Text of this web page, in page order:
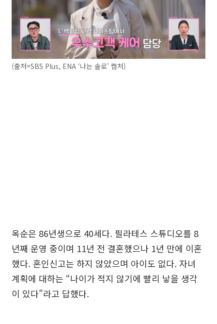
(출처=SBS Plus, ENA ‘나는 솔로’ 캡처)
옥순은 86년생으로 40세다. 필라테스 스튜디오를 8
년째 운영 중이며 11년 전 결혼했으나 1년 만에 이혼
했다. 혼인신고는 하지 않았으며 아이도 없다. 자녀
계획에 대하는 “나이가 적지 않기에 빨리 낳을 생각
이 있다”라고 답했다.